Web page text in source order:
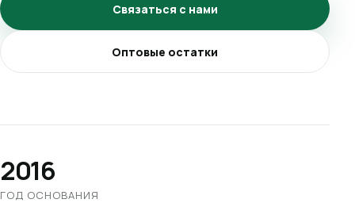
Связаться с нами
Оптовые остатки
2016
ГОД ОСНОВАНИЯ